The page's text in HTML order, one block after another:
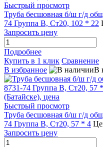
Быстрый просмотр
Труба бесшовная б/ш г/д
74 Группа В, Ст20, 102 * 22
Запросить цену
Подробнее
Купить в 1 клик Сравнение
В избранное
В
Быстрый просмотр
Труба бесшовная б/ш г/д
74 Группа В, Ст20, 57 * 4
Запросить цену